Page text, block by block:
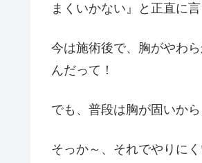
まくいかない』と正直に言
今は施術後で、胸がやわ
んだって！
でも、普段は胸が固いか
そっか～、それでやりに